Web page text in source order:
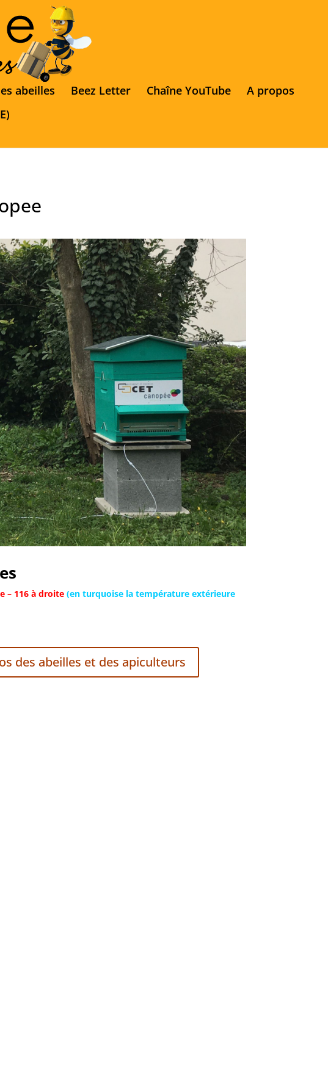
abeilles Beez Letter Chaîne YouTube
A propos
– 116 à droite(en turquoise la température extérieure
des abeilles et des apiculteurs